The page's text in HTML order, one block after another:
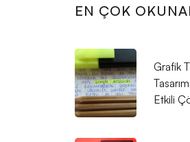
EN ÇOK
Grafik
Etkili